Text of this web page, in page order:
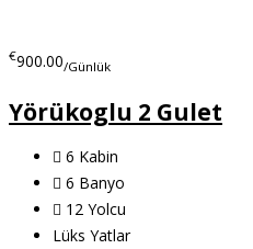
€900.00/Günlük
Yörükoglu 2 Gulet
6 Kabin
6 Banyo
12 Yolcu
Lüks Yatlar